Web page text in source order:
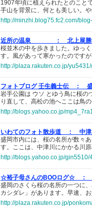
1907年頃に植えられたとのこと
手山を背景に、何とも美しい。
http://minzhi.blog75.fc2.com/
近所の温泉 ：
北上展
桜並木の中を歩きました。ゆっ
す。風があって寒かったのです
http://plaza.rakuten.co.jp/
フォトブログ 壬生義士伝 ：
岩手公園は ウソ とゆう鳥に桜の
り直して、高松の池へここは鳥
http://blogs.yahoo.co.jp/
いわてのフォト散歩道 ：
中
盛岡市内には、桜の名所が数々
す。ここは、中津川にかかる川
http://blogs.yahoo.co.jp/gin5510/
☆裕子母さんのBOOログ☆ ：
盛岡のさくら桜の名所の一つに
カシダレ」があります。早速、
http://plaza.rakuten.co.jp/